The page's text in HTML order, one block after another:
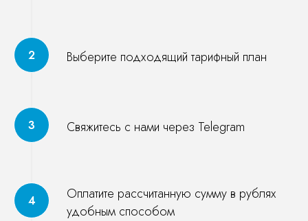
Выберите подходящий тарифный план
Свяжитесь с нами через Telegram
Оплатите рассчитанную сумму в рублях
удобным способом